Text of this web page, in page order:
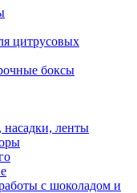
цитрусовых
боксы
ленты
с шоколадом и